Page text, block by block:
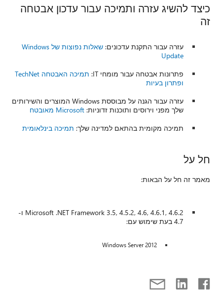
כיצד להשיג עזרה ותמיכה עבור עדכון אבטחה
זה
עזרה עבור התקנת עדכונים:
שאלות נפוצות של Windows
Update
פתרונות אבטחה עבור מומחי IT:
תמיכה האבטחה TechNet
ופתרון בעיות
עזרה עבור הגנה על מבוססת Windows המוצרים והשירותים
שלך מפני וירוסים ותוכנות זדוניות:Microsoft מאובטח
תמיכה מקומית בהתאם למדינה שלך: תמיכה בינלאומית
חל על
מאמר זה חל על הבאות:
Microsoft .NET Framework 3.5, 4.5.2, 4.6, 4.6.1, 4.6.2 ו-
4.7 בעת שימוש עם:
Windows Server 2012